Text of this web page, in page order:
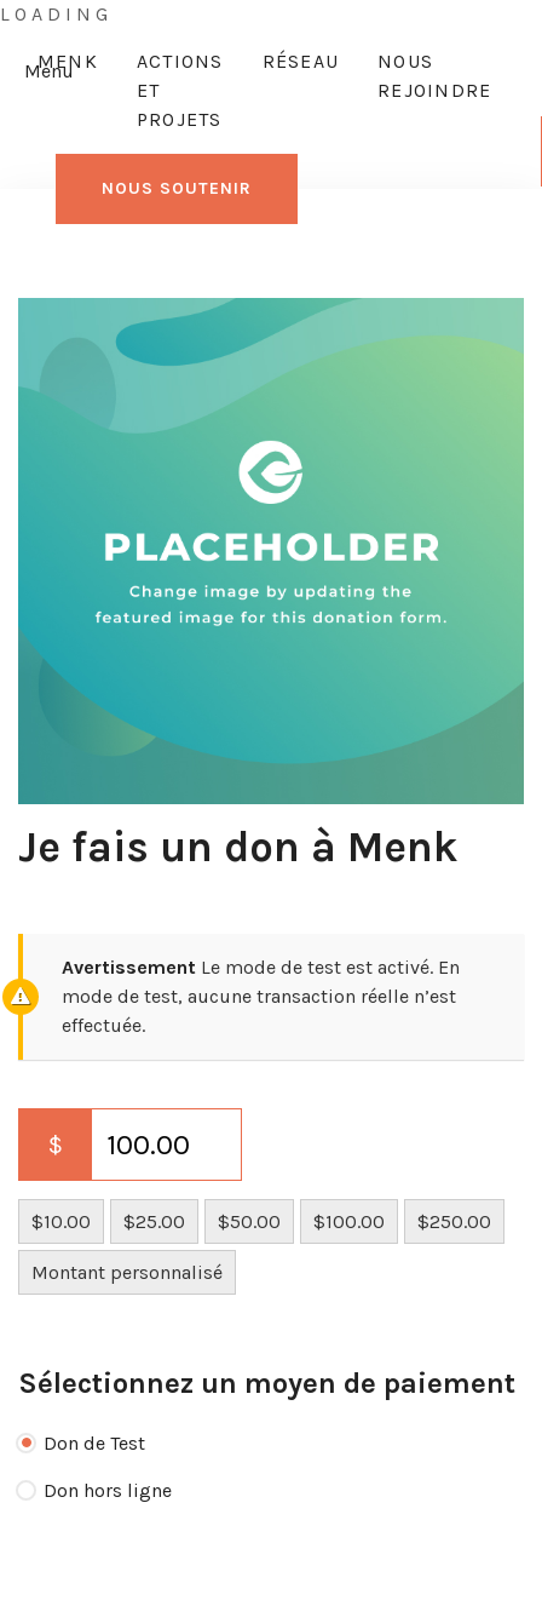
L O A D I N G
Menu
MENK
ACTIONS
ET
PROJETS
RÉSEAU
NOUS
REJOINDRE
NOUS SOUTENIR
Je fais un don à Menk
Avertissement Le mode de test est activé. En
mode de test, aucune transaction réelle n’est
effectuée.
$
$10.00 $25.00 $50.00 $100.00 $250.00
Montant personnalisé
Sélectionnez un moyen de paiement
Don de Test
Don hors ligne